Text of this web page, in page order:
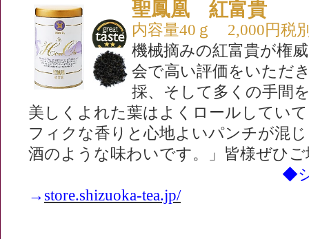
聖鳳凰 紅富貴
内容量40ｇ 2,000円税
機械摘みの紅富貴が権
会で高い評価をいただ
採、そして多くの手間
美しくよれた葉はよくロールしてい
フィクな香りと心地よいパンチが混
酒のような味わいです。」皆様ぜひ
◆
→ store.shizuoka-tea.jp/